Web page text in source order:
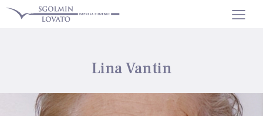
Lina Vantin